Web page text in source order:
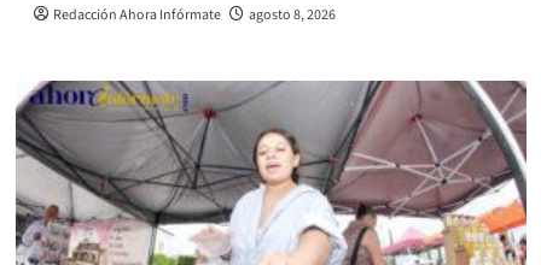
Redacción Ahora Infórmate agosto 8, 2026